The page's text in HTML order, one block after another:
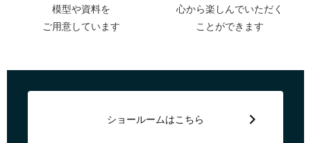
模型や資料を
ご用意しています
心から楽しんでいただく
ことができます
ショールームはこちら